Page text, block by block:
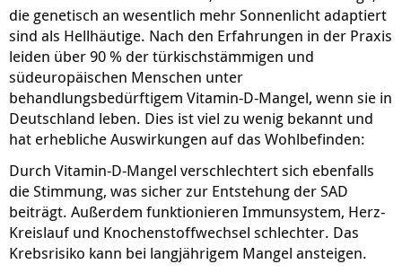
die genetisch an wesentlich mehr Sonnenlicht adaptiert
sind als Hellhäutige. Nach den Erfahrungen in der Praxis
leiden über 90 % der türkischstämmigen und
südeuropäischen Menschen unter
behandlungsbedürftigem Vitamin-D-Mangel, wenn sie in
Deutschland leben. Dies ist viel zu wenig bekannt und
hat erhebliche Auswirkungen auf das Wohlbefinden:
Durch Vitamin-D-Mangel verschlechtert sich ebenfalls
die Stimmung, was sicher zur Entstehung der SAD
beiträgt. Außerdem funktionieren Immunsystem, Herz-
Kreislauf und Knochenstoffwechsel schlechter. Das
Krebsrisiko kann bei langjährigem Mangel ansteigen.